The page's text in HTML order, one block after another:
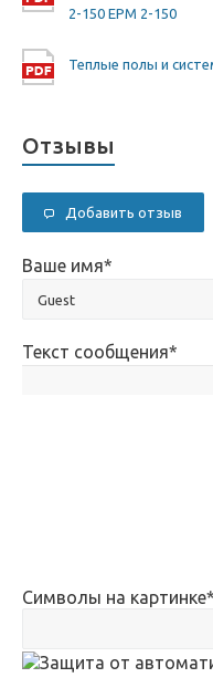
2-150 EPM 2-150
Теплые полы и
Отзывы
Добавить отзыв
Ваше имя*
Текст сообщения*
Символы на картинке*